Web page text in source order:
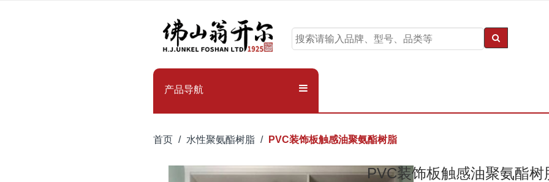
产品导航
首页 水性聚氨酯树脂 PVC装饰板触感油聚氨酯树脂
PVC装饰板触感油聚氨酯树